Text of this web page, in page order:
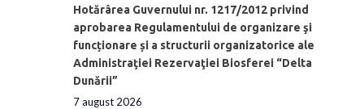
Hotărârea Guvernului nr. 1217/2012 privind
aprobarea Regulamentului de organizare şi
funcționare și a structurii organizatorice ale
Administraţiei Rezervaţiei Biosferei “Delta
Dunării”
7 august 2026